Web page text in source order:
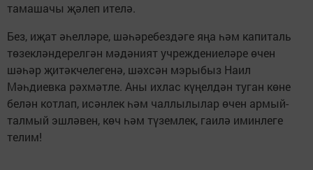
тамашачы җәлеп ителә.
Без, иҗат әһелләре, шәһәребездәге яңа һәм капиталь
төзекләндерелгән мәдәният учреждениеләре өчен
шәһәр җитәкчелегенә, шәхсән мэрыбыз Наил
Мәһдиевка рәхмәтле. Аны ихлас күңелдән туган көне
белән котлап, исәнлек һәм чаллылылар өчен армый-
талмый эшләвен, көч һәм түземлек, гаилә иминлеге
телим!